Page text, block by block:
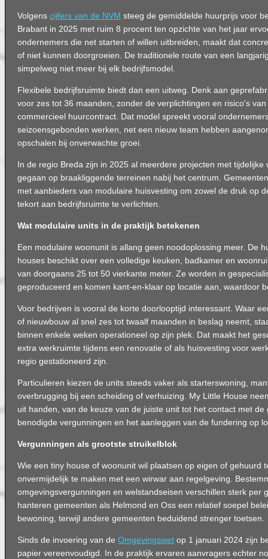
Volgens cijfers van de NVM steeg de gemiddelde huurprijs voor
Brabant in 2025 met ruim 8 procent ten opzichte van het jaar
ondernemers die net starten of willen uitbreiden, maakt dat
of niet kunnen doorgroeien. De traditionele route van een
simpelweg niet meer bij elk bedrijfsmodel.
Flexibele bedrijfsruimte biedt dan een uitweg. Denk aan
voor zes tot 36 maanden, zonder de verplichtingen en risico's
commercieel huurcontract. Dat model spreekt vooral
seizoensgebonden werken, net een nieuw team hebben
opschalen bij onverwachte groei.
In de regio Breda zijn in 2025 al meerdere projecten met tijdelijke
gegaan op braakliggende terreinen nabij het centrum.
met aanbieders van modulaire huisvesting om zowel de druk op
tekort aan bedrijfsruimte te verlichten.
Wat modulaire units in de praktijk betekenen
Een modulaire woonunit is allang geen noodoplossing meer. De
houses beschikt over een volledige keuken, badkamer en
van doorgaans 25 tot 50 vierkante meter. Ze worden in
geproduceerd en komen kant-en-klaar op locatie aan, waardoor
Voor bedrijven is vooral de korte doorlooptijd interessant. Waar
of nieuwbouw al snel zes tot twaalf maanden in beslag neemt,
binnen enkele weken operationeel op zijn plek. Dat maakt het
extra werkruimte tijdens een renovatie of als huisvesting voor
regio gestationeerd zijn.
Particulieren kiezen de units steeds vaker als starterswoning,
overbrugging bij een scheiding of verhuizing. My Little House
uit handen, van de keuze van de juiste unit tot het contact met de
benodigde vergunningen en het aanleggen van de fundering op
Vergunningen als grootste struikelblok
Wie een tiny house of woonunit wil plaatsen op eigen of gehuurd
onvermijdelijk te maken met een wirwar aan regelgeving.
omgevingsvergunningen en welstandseisen verschillen sterk per
hanteren gemeenten als Helmond en Oss een relatief soepel
bewoning, terwijl andere gemeenten beduidend strenger toetsen.
Sinds de invoering van de Omgevingswet op 1 januari 2024 zijn
papier vereenvoudigd. In de praktijk ervaren aanvragers echter